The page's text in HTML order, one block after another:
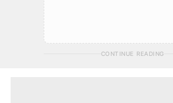
CONTINUE READING